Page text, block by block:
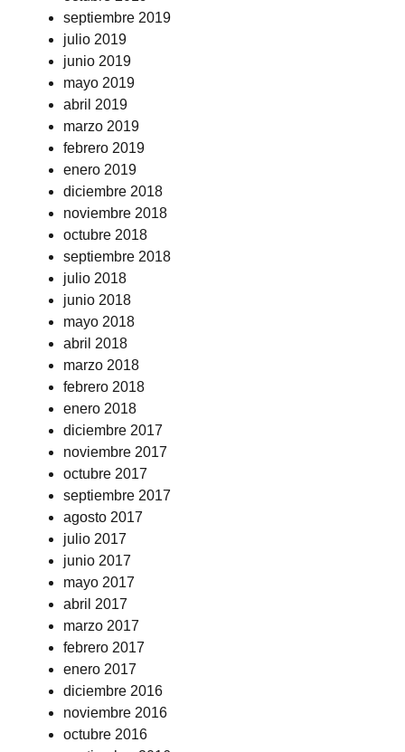
septiembre 2019
julio 2019
junio 2019
mayo 2019
abril 2019
marzo 2019
febrero 2019
enero 2019
diciembre 2018
noviembre 2018
octubre 2018
septiembre 2018
julio 2018
junio 2018
mayo 2018
abril 2018
marzo 2018
febrero 2018
enero 2018
diciembre 2017
noviembre 2017
octubre 2017
septiembre 2017
agosto 2017
julio 2017
junio 2017
mayo 2017
abril 2017
marzo 2017
febrero 2017
enero 2017
diciembre 2016
noviembre 2016
octubre 2016